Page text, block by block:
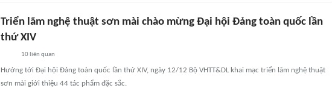
Triển lãm nghệ thuật sơn mài chào mừng Đại hội Đảng toàn quốc lần
thứ XIV
10liên quan
Hướng tới Đại hội Đảng toàn quốc lần thứ XIV, ngày 12/12 Bộ VHTT&DL khai mạc triển lãm nghệ thuật
sơn mài giới thiệu 44 tác phẩm đặc sắc.